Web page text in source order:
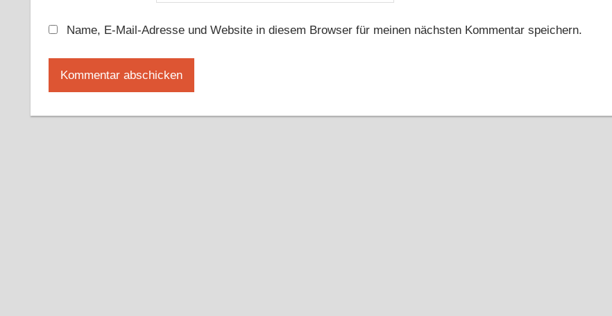
Name, E-Mail-Adresse und Website in diesem Browser für meinen nächsten Kommentar speichern.